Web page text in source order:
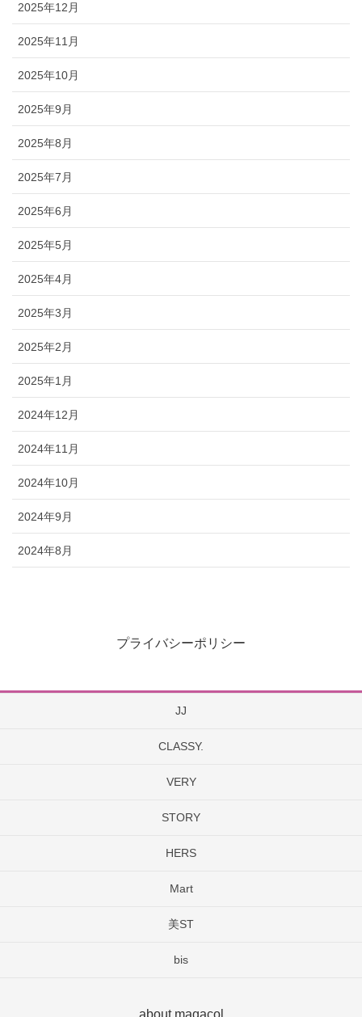
2025年12月
2025年11月
2025年10月
2025年9月
2025年8月
2025年7月
2025年6月
2025年5月
2025年4月
2025年3月
2025年2月
2025年1月
2024年12月
2024年11月
2024年10月
2024年9月
2024年8月
プライバシーポリシー
JJ
CLASSY.
VERY
STORY
HERS
Mart
美ST
bis
about magacol